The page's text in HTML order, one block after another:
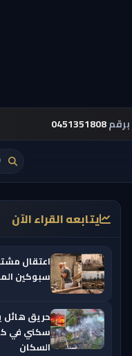
0451351808
يتابعه القراء الآن
اعتقال
سبوكين
حريق
سكني في
السكان